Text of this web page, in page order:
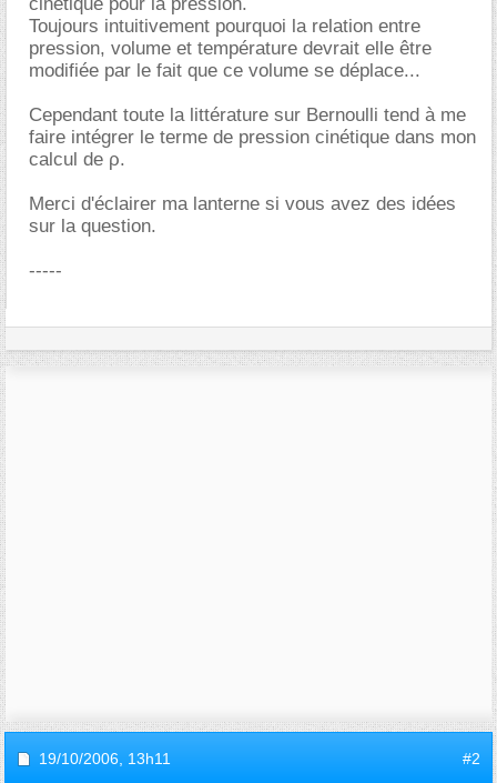
Toujours intuitivement pourquoi la relation entre
pression, volume et température devrait elle être
modifiée par le fait que ce volume se déplace...
Cependant toute la littérature sur Bernoulli tend à me
faire intégrer le terme de pression cinétique dans mon
calcul de ρ.
Merci d'éclairer ma lanterne si vous avez des idées
sur la question.
-----
19/10/2006, 13h11 #2